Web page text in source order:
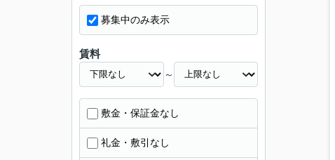
募集中のみ表示
賃料
～
敷金・保証金なし
礼金・敷引なし